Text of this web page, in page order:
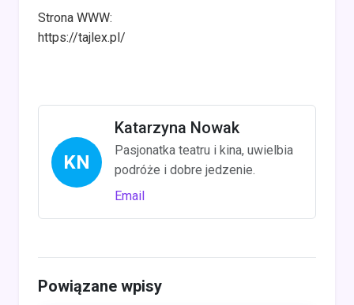
Strona WWW:
https://tajlex.pl/
KN
Katarzyna Nowak
Pasjonatka teatru i kina, uwielbia
podróże i dobre jedzenie.
Email
Powiązane wpisy